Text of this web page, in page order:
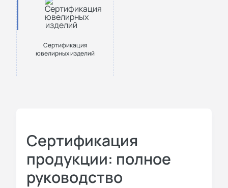
Сертификация
ювелирных изделий
Сертификация
продукции: полное
руководство